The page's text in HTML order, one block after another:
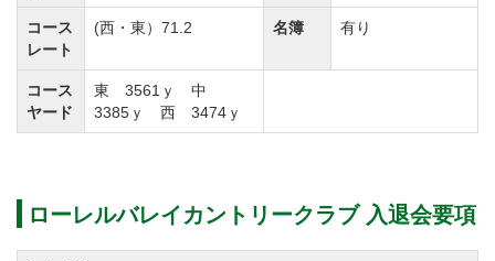
コース
レート
(西・東）71.2 名簿 有り
コース
ヤード
東 3561ｙ 中
3385ｙ 西 3474ｙ
ローレルバレイカントリークラブ 入退会要項